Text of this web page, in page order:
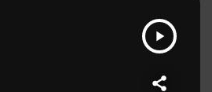
play_arrow